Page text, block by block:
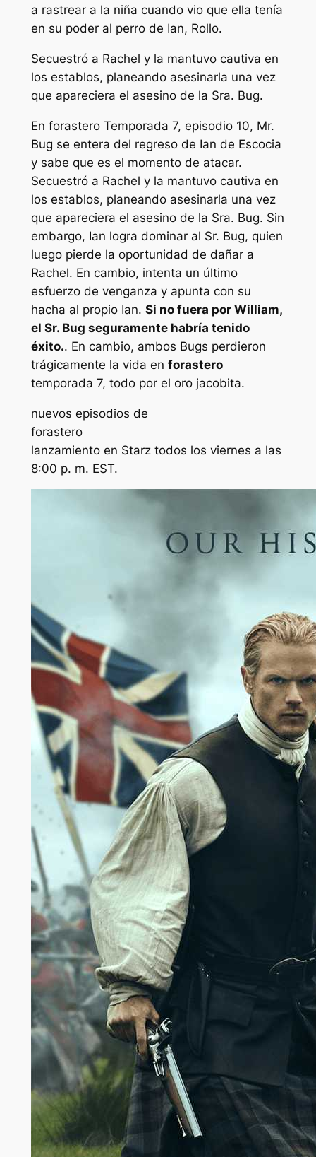
a rastrear a la niña cuando vio que ella tenía
en su poder al perro de Ian, Rollo.
Secuestró a Rachel y la mantuvo cautiva en
los establos, planeando asesinarla una vez
que apareciera el asesino de la Sra. Bug.
En forasteroTemporada 7, episodio 10, Mr.
Bug se entera del regreso de Ian de Escocia
y sabe que es el momento de atacar.
Secuestró a Rachel y la mantuvo cautiva en
los establos, planeando asesinarla una vez
que apareciera el asesino de la Sra. Bug. Sin
embargo, Ian logra dominar al Sr. Bug, quien
luego pierde la oportunidad de dañar a
Rachel. En cambio, intenta un último
esfuerzo de venganza y apunta con su
hacha al propio Ian. Si no fuera por William,
el Sr. Bug seguramente habría tenido
éxito.. En cambio, ambos Bugs perdieron
trágicamente la vida en forastero
temporada 7, todo por el oro jacobita.
nuevos episodios de
forastero
lanzamiento en Starz todos los viernes a las
8:00 p. m. EST.